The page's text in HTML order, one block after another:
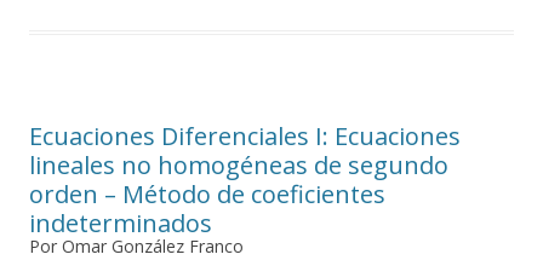
Ecuaciones Diferenciales I: Ecuaciones
lineales no homogéneas de segundo
orden – Método de coeficientes
indeterminados
Por Omar González Franco